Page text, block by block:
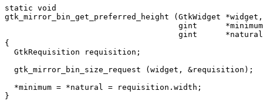
static void
gtk_mirror_bin_get_preferred_height (GtkWidget *widget,
gint
gint
{
  GtkRequisition requisition;
  gtk_mirror_bin_size_request (widget, &requisition);
  *minimum = *natural = requisition.width;
}